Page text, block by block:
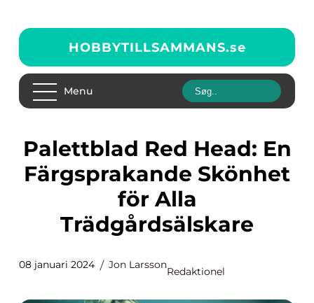
HOBBYTILLSAMMANS.se
Menu
Palettblad Red Head: En
Färgsprakande Skönhet
för Alla
Trädgårdsälskare
08 januari 2024 Jon Larsson
Redaktionel